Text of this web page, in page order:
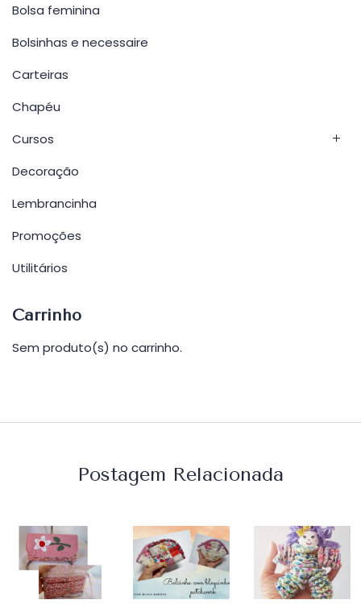
Bolsa feminina
Bolsinhas e necessaire
Carteiras
Chapéu
Cursos
Decoração
Lembrancinha
Promoções
Utilitários
Carrinho
Sem produto(s) no carrinho.
Postagem Relacionada